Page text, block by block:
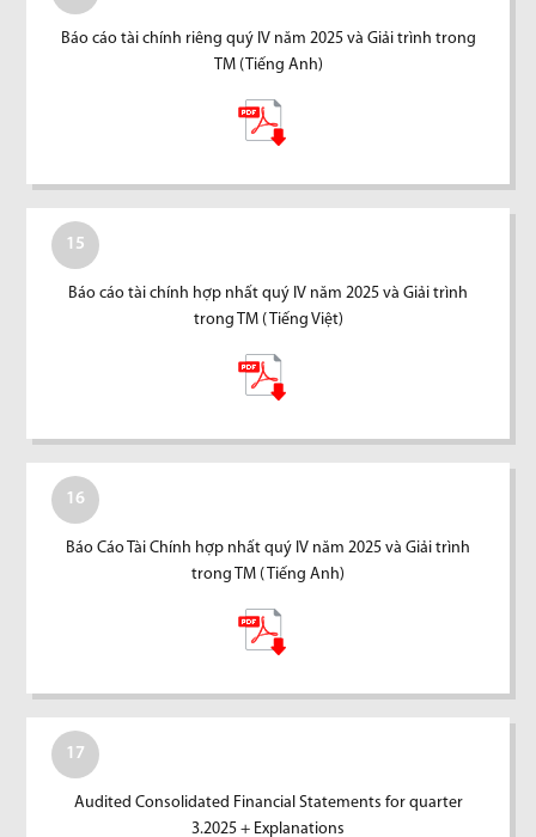
Báo cáo tài chính riêng quý IV năm 2025 và Giải trình trong
TM (Tiếng Anh)
15
Báo cáo tài chính hợp nhất quý IV năm 2025 và Giải trình
trong TM ( Tiếng Việt)
16
Báo Cáo Tài Chính hợp nhất quý IV năm 2025 và Giải trình
trong TM ( Tiếng Anh)
17
Audited Consolidated Financial Statements for quarter
3.2025 + Explanations